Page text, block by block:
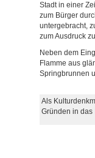
Stadt in einer
zum Bürger
untergebracht,
zum Ausdruck
Neben dem
Flamme aus
Springbrunnen
Als
Gründen in